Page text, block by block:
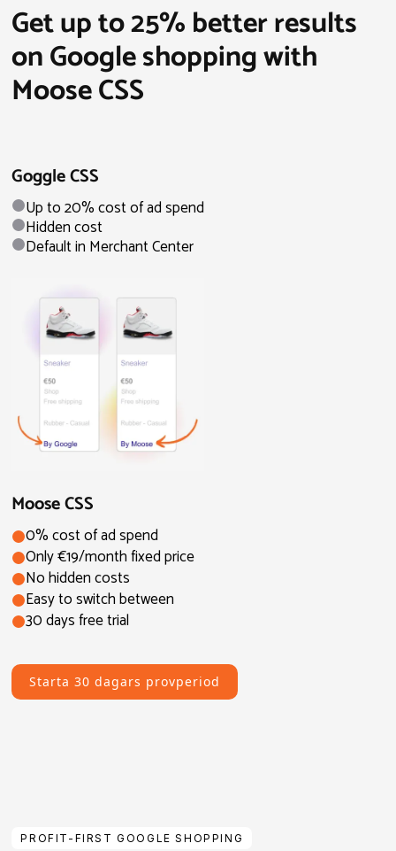
Get up to 25% better results
on Google shopping with
Moose CSS
Goggle CSS
Up to 20% cost of ad spend
Hidden cost
Default in Merchant Center
Moose CSS
0% cost of ad spend
Only €19/month fixed price
No hidden costs
Easy to switch between
30 days free trial
Starta 30 dagars provperiod
PROFIT-FIRST GOOGLE SHOPPING